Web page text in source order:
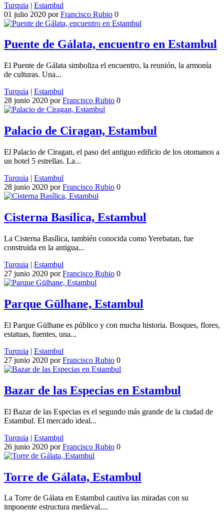
Turquia | Estambul
01 julio 2020 porFrancisco Rubio 0
Puente de Gálata, encuentro en Estambul
El Puente de Gálata simboliza el encuentro, la reunión, la armonía
de culturas. Una...
Turquia | Estambul
28 junio 2020 porFrancisco Rubio 0
Palacio de Ciragan, Estambul
El Palacio de Ciragan, el paso del antiguo edificio de los otomanos a
un hotel 5 estrellas. La...
Turquia | Estambul
28 junio 2020 porFrancisco Rubio 0
Cisterna Basílica, Estambul
La Cisterna Basílica, también conocida como Yerebatan, fue
construida en la antigua...
Turquia | Estambul
27 junio 2020 porFrancisco Rubio 0
Parque Gülhane, Estambul
El Parque Gülhane es público y con mucha historia. Bosques, flores,
estatuas, fuentes, una...
Turquia | Estambul
27 junio 2020 porFrancisco Rubio 0
Bazar de las Especias en Estambul
El Bazar de las Especias es el segundo más grande de la ciudad de
Estambul. El mercado ideal...
Turquia | Estambul
26 junio 2020 porFrancisco Rubio 0
Torre de Gálata, Estambul
La Torre de Gálata en Estambul cautiva las miradas con su
imponente estructura medieval....